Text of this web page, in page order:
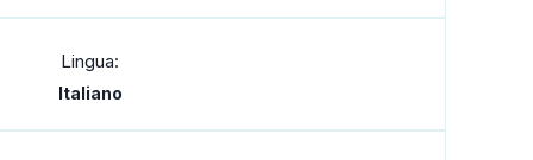
Lingua:
Italiano